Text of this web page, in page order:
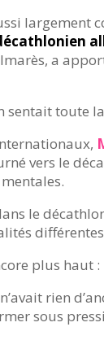
largement
a
toute
vers le
le
plus haut :
rien
sous